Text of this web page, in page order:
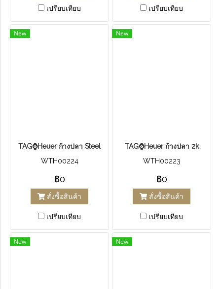
เปรียบเทียบ เปรียบเทียบ
New
T​AG⌚Heuer ก้างปลา​ Steel
WTH00224
฿0
สั่งซื้อสินค้า
เปรียบเทียบ
New
T​AG⌚Heuer ก้างปลา​ 2k​
WTH00223
฿0
สั่งซื้อสินค้า
เปรียบเทียบ
New New